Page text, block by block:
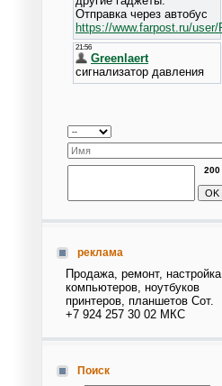
200
реклама
Продажа, ремонт, настройка
компьютеров, ноутбуков
принтеров, планшетов Сот.
+7 924 257 30 02 МКС
Поиск